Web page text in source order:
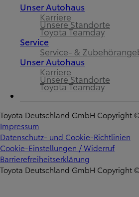
Unser Autohaus
Karriere
Unsere Standorte
Toyota Teamday
Service
Service- &
Unser Autohaus
Karriere
Unsere Standorte
Toyota Teamday
Toyota Deutschland GmbH Copyright
Impressum
Datenschutz- und Cookie-Richtlinien
Cookie-Einstellungen / Widerruf
Barrierefreiheitserklärung
Toyota Deutschland GmbH Copyright